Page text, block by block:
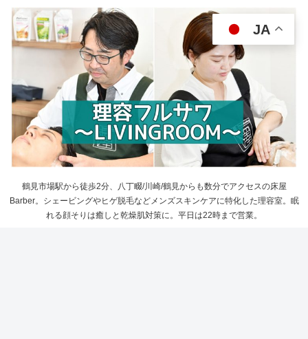
鶴見市場駅から徒歩2分、八丁畷/川崎/鶴見からも数分でアクセスの床屋
Barber。シェービングやヒゲ脱毛などメンズスキンケアに特化した理容室。眠
れる顔そりは癒しと乾燥肌対策に。平日は22時まで営業。
JA